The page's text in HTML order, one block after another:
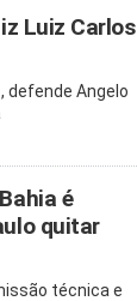
Luiz Carlos
defende Angelo
é
quitar
técnica e